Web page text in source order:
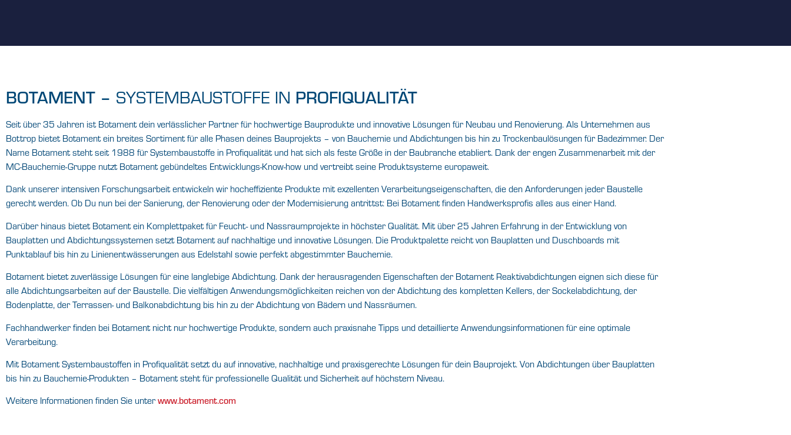
BOTAMENT – SYSTEMBAUSTOFFE IN PROFIQUALITÄT
Seit über 35 Jahren ist Botament dein verlässlicher Partner für hochwertige Bauprodukte und innovative Lösungen für Neubau und Renovierung. Als Unternehmen aus
Bottrop bietet Botament ein breites Sortiment für alle Phasen deines Bauprojekts – von Bauchemie und Abdichtungen bis hin zu Trockenbaulösungen für Badezimmer. Der
Name Botament steht seit 1988 für Systembaustoffe in Profiqualität und hat sich als feste Größe in der Baubranche etabliert. Dank der engen Zusammenarbeit mit der
MC-Bauchemie-Gruppe nutzt Botament gebündeltes Entwicklungs-Know-how und vertreibt seine Produktsysteme europaweit.
Dank unserer intensiven Forschungsarbeit entwickeln wir hocheffiziente Produkte mit exzellenten Verarbeitungseigenschaften, die den Anforderungen jeder Baustelle
gerecht werden. Ob Du nun bei der Sanierung, der Renovierung oder der Modernisierung antrittst: Bei Botament finden Handwerksprofis alles aus einer Hand.
Darüber hinaus bietet Botament ein Komplettpaket für Feucht- und Nassraumprojekte in höchster Qualität. Mit über 25 Jahren Erfahrung in der Entwicklung von
Bauplatten und Abdichtungssystemen setzt Botament auf nachhaltige und innovative Lösungen. Die Produktpalette reicht von Bauplatten und Duschboards mit
Punktablauf bis hin zu Linienentwässerungen aus Edelstahl sowie perfekt abgestimmter Bauchemie.
Botament bietet zuverlässige Lösungen für eine langlebige Abdichtung. Dank der herausragenden Eigenschaften der Botament Reaktivabdichtungen eignen sich diese für
alle Abdichtungsarbeiten auf der Baustelle. Die vielfältigen Anwendungsmöglichkeiten reichen von der Abdichtung des kompletten Kellers, der Sockelabdichtung, der
Bodenplatte, der Terrassen- und Balkonabdichtung bis hin zu der Abdichtung von Bädern und Nassräumen.
Fachhandwerker finden bei Botament nicht nur hochwertige Produkte, sondern auch praxisnahe Tipps und detaillierte Anwendungsinformationen für eine optimale
Verarbeitung.
Mit Botament Systembaustoffen in Profiqualität setzt du auf innovative, nachhaltige und praxisgerechte Lösungen für dein Bauprojekt. Von Abdichtungen über Bauplatten
bis hin zu Bauchemie-Produkten – Botament steht für professionelle Qualität und Sicherheit auf höchstem Niveau.
Weitere Informationen finden Sie unterwww.botament.com